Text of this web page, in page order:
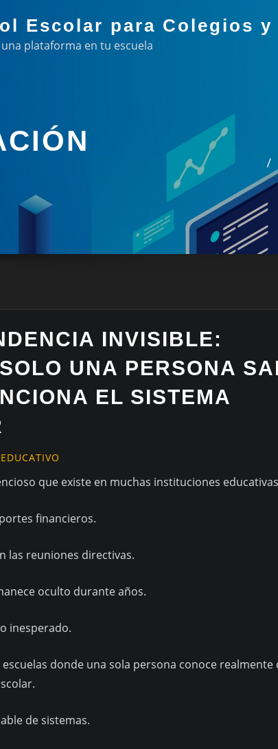
Escolar para Colegios y
plataforma en tu escuela
INVISIBLE:
UNA PERSONA
EL SISTEMA
que existe en muchas instituciones
financieros.
las reuniones directivas.
oculto durante años.
inesperado.
donde una sola persona conoce realmente
de sistemas.